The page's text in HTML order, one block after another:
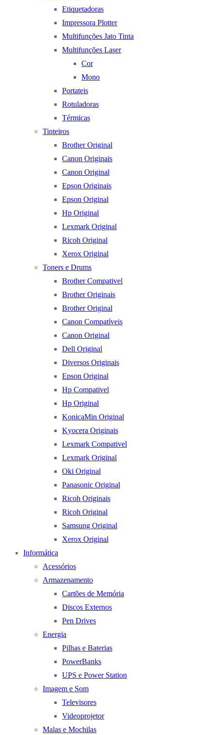
Etiquetadoras
Impressora Plotter
Multifunções Jato Tinta
Multifunções Laser
Cor
Mono
Portateis
Rotuladoras
Térmicas
Tinteiros
Brother Original
Canon Originais
Canon Original
Epson Originais
Epson Original
Hp Original
Lexmark Original
Ricoh Original
Xerox Original
Toners e Drums
Brother Compativel
Brother Originais
Brother Original
Canon Compatíveis
Canon Original
Dell Original
Diversos Originais
Epson Original
Hp Compativel
Hp Original
KonicaMin Original
Kyocera Originais
Lexmark Compativel
Lexmark Original
Oki Original
Panasonic Original
Ricoh Originais
Ricoh Original
Samsung Original
Xerox Original
Informática
Acessórios
Armazenamento
Cartões de Memória
Discos Externos
Pen Drives
Energia
Pilhas e Baterias
PowerBanks
UPS e Power Station
Imagem e Som
Televisores
Videoprojetor
Malas e Mochilas